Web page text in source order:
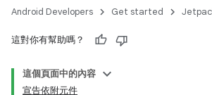
Android Developers Get started
這對你有幫助嗎？
這個頁面中的內容
宣告依附元件